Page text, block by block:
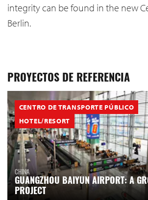
integrity can be found in the new
Berlin.
PROYECTOS DE REFERENCIA
CENTRO DE TRANSPORTE PÚBLICO
HOTEL/RESORT
CHINA
GUANGZHOU BAIYUN AIRPORT: A
PROJECT